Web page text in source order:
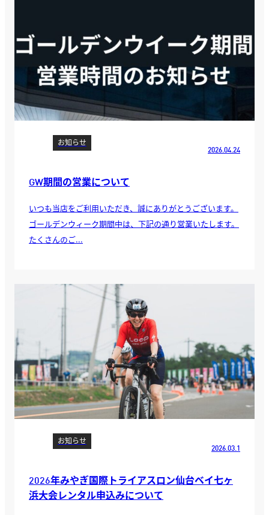
お知らせ
2026.04.24
GW期間の営業について
いつも当店をご利用いただき、誠にありがとうございます。
ゴールデンウィーク期間中は、下記の通り営業いたします。
たくさんのご...
お知らせ
2026.03.1
2026年みやぎ国際トライアスロン仙台ベイ七ヶ
浜大会レンタル申込みについて